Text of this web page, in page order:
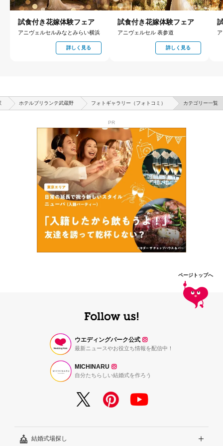
試食付き花嫁体験フェア
アニヴェルセルみなとみらい横浜
詳しく見る
試食付き花嫁体験フェア
アニヴェルセル 表参道
詳しく見る
ホテルブリランテ武蔵野 フォトギャラリー（フォトコミ） カテゴリー一覧
PR
ページトップへ
ウエディングパーク公式
最新ニュースやお役立ち情報を配信中！
MICHINARU
自分たちらしい結婚式を作ろう
結婚式場探し